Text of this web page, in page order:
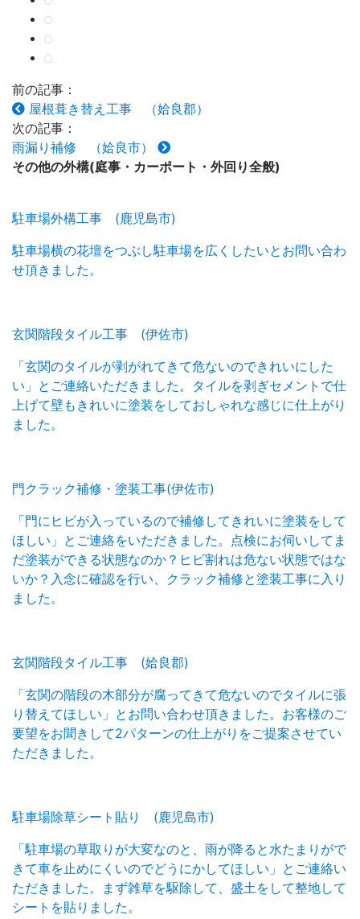
前の記事：
屋根葺き替え工事 （姶良郡）
次の記事：
雨漏り補修 （姶良市）
その他の外構(庭事・カーポート・外回り全般)
駐車場外構工事 (鹿児島市)
駐車場横の花壇をつぶし駐車場を広くしたいとお問い合わ
せ頂きました。
玄関階段タイル工事 (伊佐市)
「玄関のタイルが剥がれてきて危ないのできれいにした
い」とご連絡いただきました。タイルを剥ぎセメントで仕
上げて壁もきれいに塗装をしておしゃれな感じに仕上がり
ました。
門クラック補修・塗装工事(伊佐市)
「門にヒビが入っているので補修してきれいに塗装をして
ほしい」とご連絡をいただきました。点検にお伺いしてま
だ塗装ができる状態なのか？ヒビ割れは危ない状態ではな
いか？入念に確認を行い、クラック補修と塗装工事に入り
ました。
玄関階段タイル工事 (姶良郡)
「玄関の階段の木部分が腐ってきて危ないのでタイルに張
り替えてほしい」とお問い合わせ頂きました。お客様のご
要望をお聞きして2パターンの仕上がりをご提案させてい
ただきました。
駐車場除草シート貼り (鹿児島市)
「駐車場の草取りが大変なのと、雨が降ると水たまりがで
きて車を止めにくいのでどうにかしてほしい」とご連絡い
ただきました。まず雑草を駆除して、盛土をして整地して
シートを貼りました。